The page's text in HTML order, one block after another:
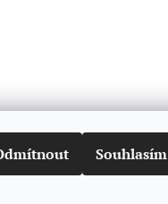
Souhlasím